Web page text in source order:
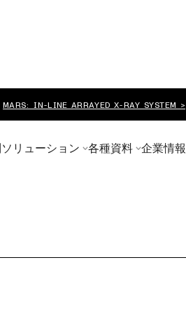
MARS: IN-LINE ARRAYED X-RAY SYSTEM >
リューション 各種資料 企業情報